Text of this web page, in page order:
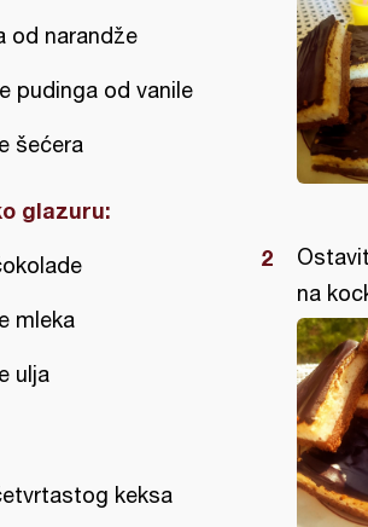
od narandže
pudinga od vanile
šećera
glazuru:
mleka
ulja
keksa
na